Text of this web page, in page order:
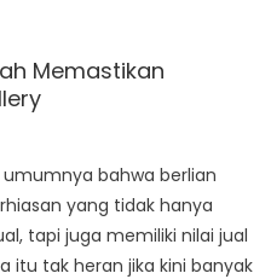
Memastikan
bahwa berlian
yang tidak hanya
tapi juga memiliki nilai jual
itu tak heran jika kini banyak